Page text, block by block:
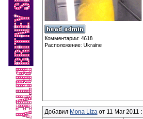
Комментарии: 4618
Расположение: Ukraine
Добавил Mona Liza от 11 Mar 2011